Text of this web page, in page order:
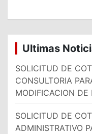
Ultimas
SOLICITUD DE
CONSULTORIA
MODIFICACION DE
SOLICITUD DE
ADMINISTRATIVO